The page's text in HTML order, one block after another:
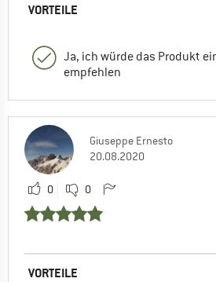
VORTEILE
Ja, ich würde das Produkt
empfehlen
Giuseppe Ernesto
20.08.2020
0 0
VORTEILE